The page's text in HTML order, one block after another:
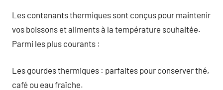
Les contenants thermiques sont conçus pour maintenir
vos boissons et aliments à la température souhaitée.
Parmi les plus courants :
Les gourdes thermiques : parfaites pour conserver thé,
café ou eau fraîche.